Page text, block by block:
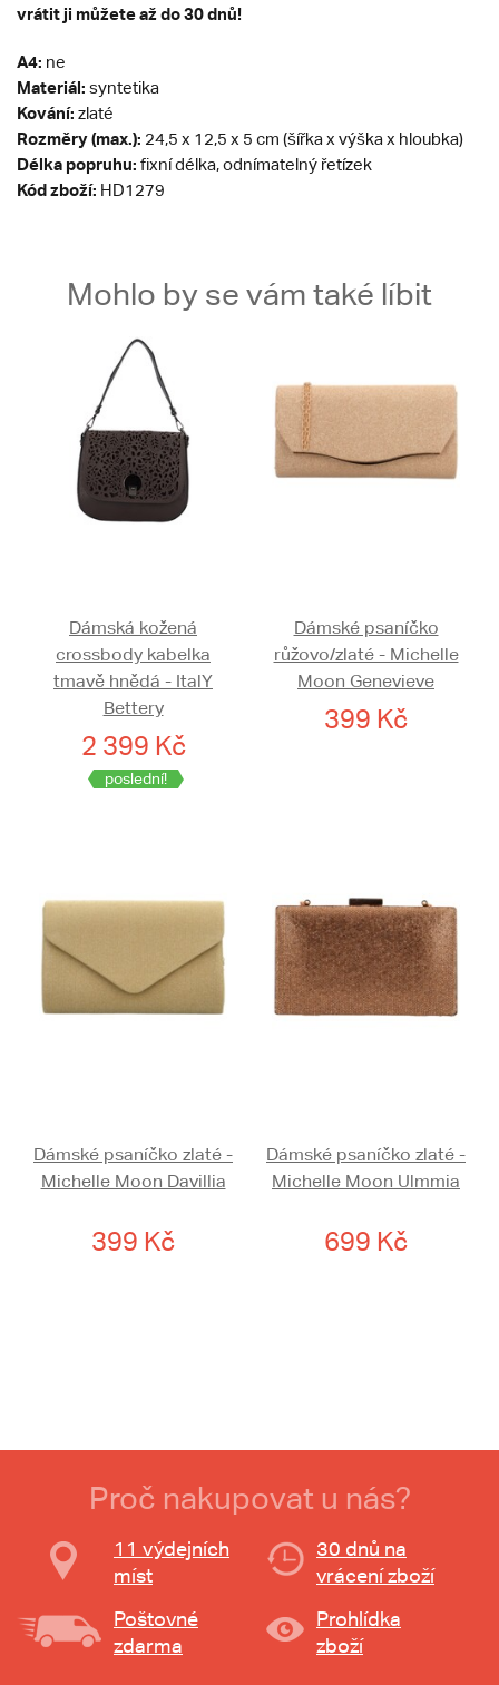
vrátit ji můžete až do 30 dnů!
A4: ne
Materiál: syntetika
Kování: zlaté
Rozměry (max.): 24,5 x 12,5 x 5 cm (šířka x výška x hloubka)
Délka popruhu: fixní délka, odnímatelný řetízek
Kód zboží: HD1279
Mohlo by se vám také líbit
Dámská kožená
crossbody kabelka
tmavě hnědá - ItalY
Bettery
2 399 Kč
poslední!
Dámské psaníčko
růžovo/zlaté - Michelle
Moon Genevieve
399 Kč
Dámské psaníčko zlaté -
Michelle Moon Davillia
399 Kč
Dámské psaníčko zlaté -
Michelle Moon Ulmmia
699 Kč
Proč nakupovat u nás?
11 výdejních
míst
30 dnů na
vrácení zboží
Poštovné
zdarma
Prohlídka
zboží